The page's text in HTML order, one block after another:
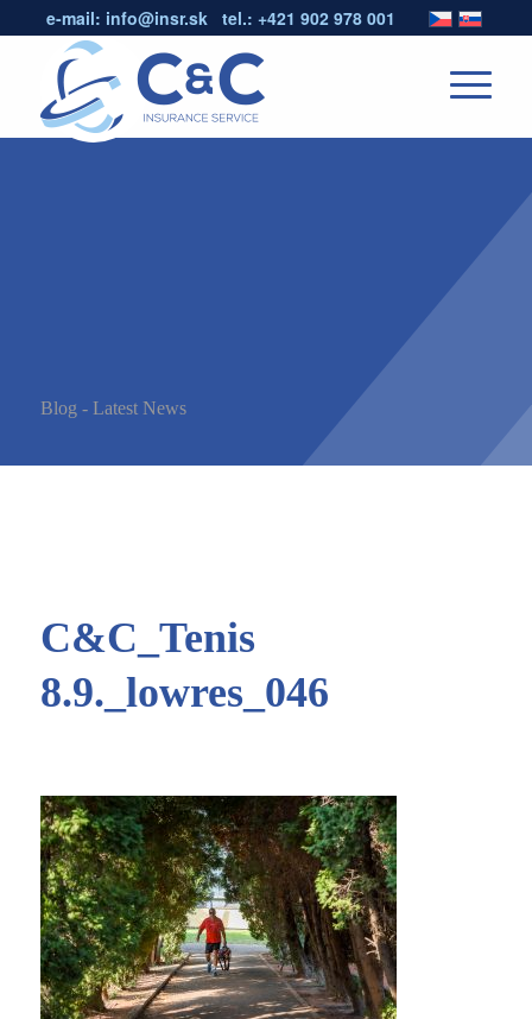
e-mail: info@insr.sktel.: +421 902 978 001
Blog - Latest News
C&C_Tenis
8.9._lowres_046